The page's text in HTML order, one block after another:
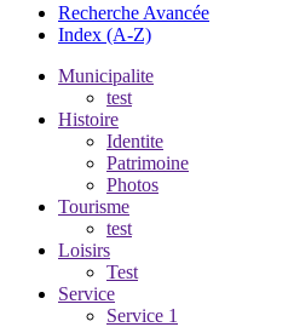
Recherche Avancée
Index (A-Z)
Municipalite
test
Histoire
Identite
Patrimoine
Photos
Tourisme
test
Loisirs
Test
Service
Service 1